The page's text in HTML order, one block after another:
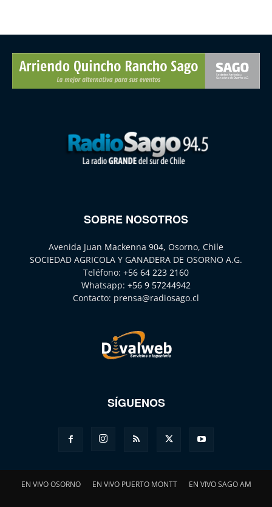
SOBRE NOSOTROS
Avenida Juan Mackenna 904, Osorno, Chile
SOCIEDAD AGRICOLA Y GANADERA DE OSORNO A.G.
Teléfono: +56 64 223 2160
Whatsapp: +56 9 57244942
Contacto: prensa@radiosago.cl
SÍGUENOS
EN VIVO OSORNO EN VIVO PUERTO MONTT EN VIVO SAGO AM